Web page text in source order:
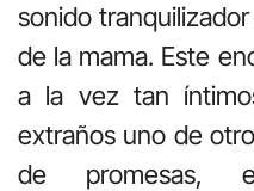
sonido
de la mama. Este
a la vez tan
extraños uno de
de promesas,